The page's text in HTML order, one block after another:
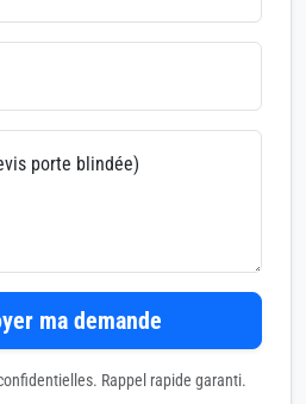
porte blindée)
ma demande
Rappel rapide garanti.